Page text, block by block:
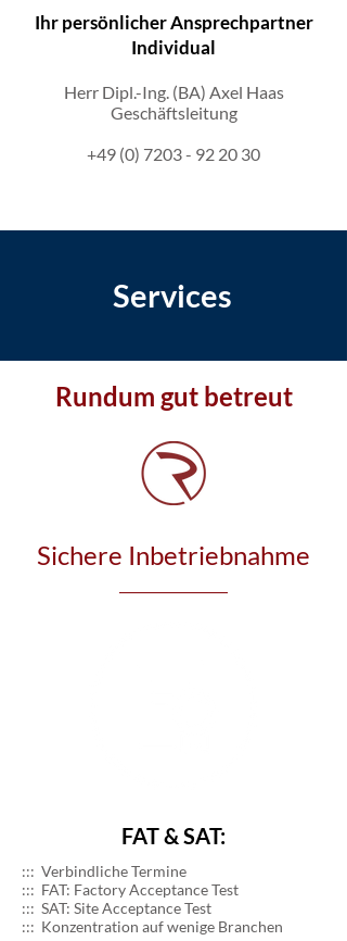
Ihr persönlicher Ansprechpartner
Individual
Herr Dipl.-Ing. (BA) Axel Haas
Geschäftsleitung
+49 (0) 7203 - 92 20 30
Services
Rundum gut betreut
Sichere Inbetriebnahme
FAT & SAT:
::: Verbindliche Termine​
::: FAT: Factory Acceptance Test
::: SAT: Site Acceptance Test
::: Konzentration auf wenige Branchen